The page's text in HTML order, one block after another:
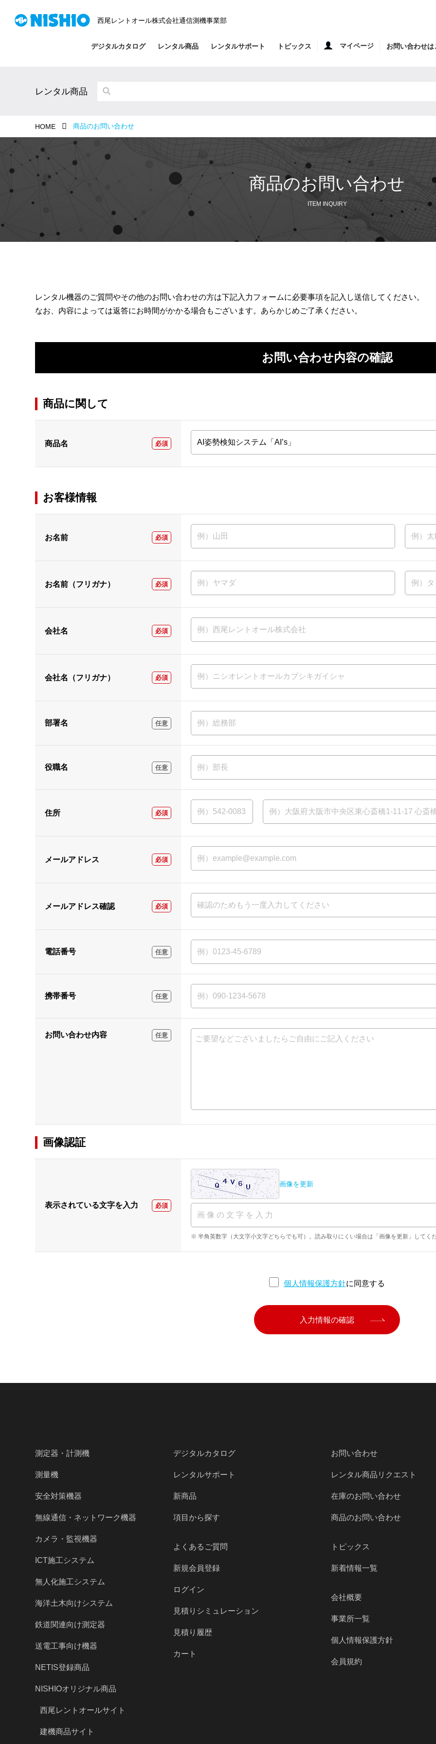
西尾レントオール株式会社通信測機事業部
デジタルカタログ レンタル商品 レンタルサポート トピックス マイページ お問い合わせは
レンタル商品
商品のお問い合わせ
HOME
商品のお問い合わせ
ITEM INQUIRY
レンタル機器のご質問やその他のお問い合わせの方は下記入力フォームに必要事項を記入し送信してください。
なお、内容によっては返答にお時間がかかる場合もございます。あらかじめご了承ください。
お問い合わせ内容の確認
商品に関して
商品名 必須
お客様情報
お名前 必須
お名前（フリガナ） 必須
会社名 必須
会社名（フリガナ） 必須
部署名 任意
役職名 任意
住所 必須
メールアドレス 必須
メールアドレス確認 必須
電話番号 任意
携帯番号 任意
お問い合わせ内容 任意
画像認証
表示されている文字を入力 必須
画像を更新
※ 半角英数字（大文字小文字どちらでも可）。読み取りにくい場合は「画像を更新」してく
個人情報保護方針に同意する
入力情報の確認
測定器・計測機
測量機
安全対策機器
無線通信・ネットワーク機器
カメラ・監視機器
ICT施工システム
無人化施工システム
海洋土木向けシステム
鉄道関連向け測定器
送電工事向け機器
NETIS登録商品
NISHIOオリジナル商品
デジタルカタログ
レンタルサポート
新商品
項目から探す
よくあるご質問
新規会員登録
ログイン
見積りシミュレーション
見積り履歴
カート
お問い合わせ
レンタル商品リクエスト
在庫のお問い合わせ
商品のお問い合わせ
トピックス
新着情報一覧
会社概要
事業所一覧
個人情報保護方針
会員規約
西尾レントオールサイト
建機商品サイト